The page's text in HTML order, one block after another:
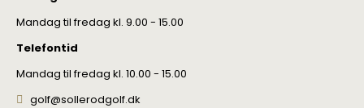
Mandag til fredag kl. 9.00 - 15.00
Telefontid
Mandag til fredag kl. 10.00 - 15.00
golf@sollerodgolf.dk